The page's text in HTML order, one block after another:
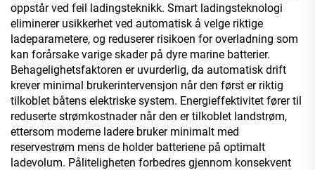
oppstår ved feil ladingsteknikk. Smart ladingsteknologi
eliminerer usikkerhet ved automatisk å velge riktige
ladeparametere, og reduserer risikoen for overladning som
kan forårsake varige skader på dyre marine batterier.
Behagelighetsfaktoren er uvurderlig, da automatisk drift
krever minimal brukerintervensjon når den først er riktig
tilkoblet båtens elektriske system. Energieffektivitet fører til
reduserte strømkostnader når den er tilkoblet landstrøm,
ettersom moderne ladere bruker minimalt med
reservestrøm mens de holder batteriene på optimalt
ladevolum. Påliteligheten forbedres gjennom konsekvent